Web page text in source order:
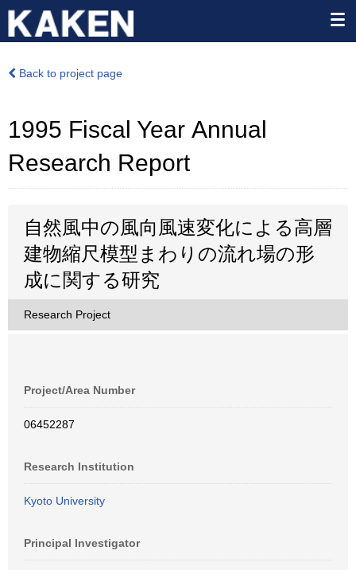
Back to project page
1995 Fiscal Year Annual
Research Report
自然風中の風向風速変化による高層
建物縮尺模型まわりの流れ場の形
成に関する研究
Research Project
Project/Area Number
06452287
Research Institution
Kyoto University
Principal Investigator